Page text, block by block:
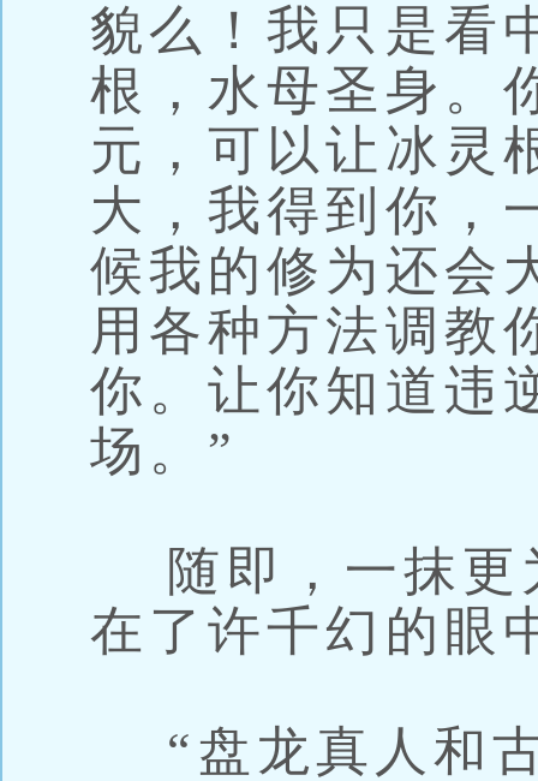
貌么！我只是看
根，水母圣身。
元，可以让冰灵
大，我得到你，
候我的修为还会
用各种方法调教
你。让你知道违
场。”
随即，一抹更
在了许千幻的眼
“盘龙真人和